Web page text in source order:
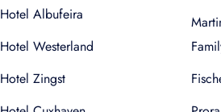
Hotel Albufeira
Hotel Westerland
Hotel Zingst